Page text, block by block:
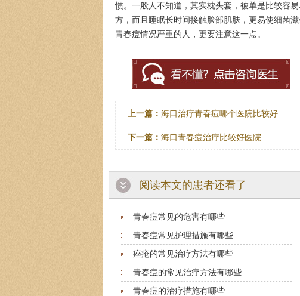
惯。一般人不知道，其实枕头套，被单是比较容
方，而且睡眠长时间接触脸部肌肤，更易使细菌
青春痘情况严重的人，更要注意这一点。
上一篇： 海口治疗青春痘哪个医院比较好
下一篇： 海口青春痘治疗比较好医院
阅读本文的患者还看了
青春痘常见的危害有哪些
青春痘常见护理措施有哪些
痤疮的常见治疗方法有哪些
青春痘的常见治疗方法有哪些
青春痘的治疗措施有哪些